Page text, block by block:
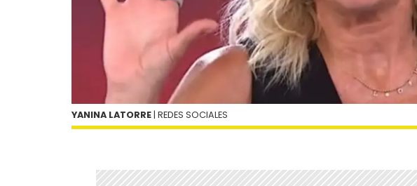
YANINA LATORRE | REDES SOCIALES